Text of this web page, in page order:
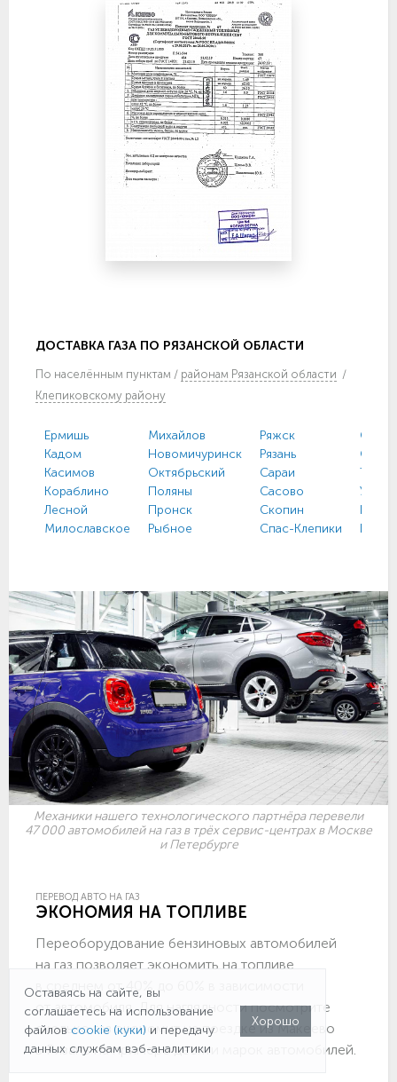
ДОСТАВКА ГАЗА ПО РЯЗАНСКОЙ ОБЛАСТИ
По населённым пунктам / районам Рязанской области /
Клепиковскому району
Ермишь
Кадом
Касимов
Кораблино
Лесной
Милославское
Михайлов
Новомичуринск
Октябрьский
Поляны
Пронск
Рыбное
Ряжск
Рязань
Сараи
Сасово
Скопин
Спас-Клепики
Тума
Шацк
Механики нашего технологического партнёра перевели
47 000 автомобилей на газ в трёх сервис-центрах в Москве
и Петербурге
ПЕРЕВОД АВТО НА ГАЗ
ЭКОНОМИЯ НА ТОПЛИВЕ
Переоборудование бензиновых автомобилей
на газ позволяет экономить на топливе
в среднем от 40% до 60% в зависимости
от автомобиля. Для наглядности посмотрите
сколько газ экономит на поездке из Макеево
в Рязань на примере десяти марок автомобилей.
Оставаясь на сайте, вы
соглашаетесь на использование
файлов cookie (куки) и передачу
данных службам вэб-аналитики
Хорошо